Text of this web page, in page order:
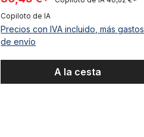
Copiloto de IA
Precios con IVA incluido, más gastos
de envío
A la cesta